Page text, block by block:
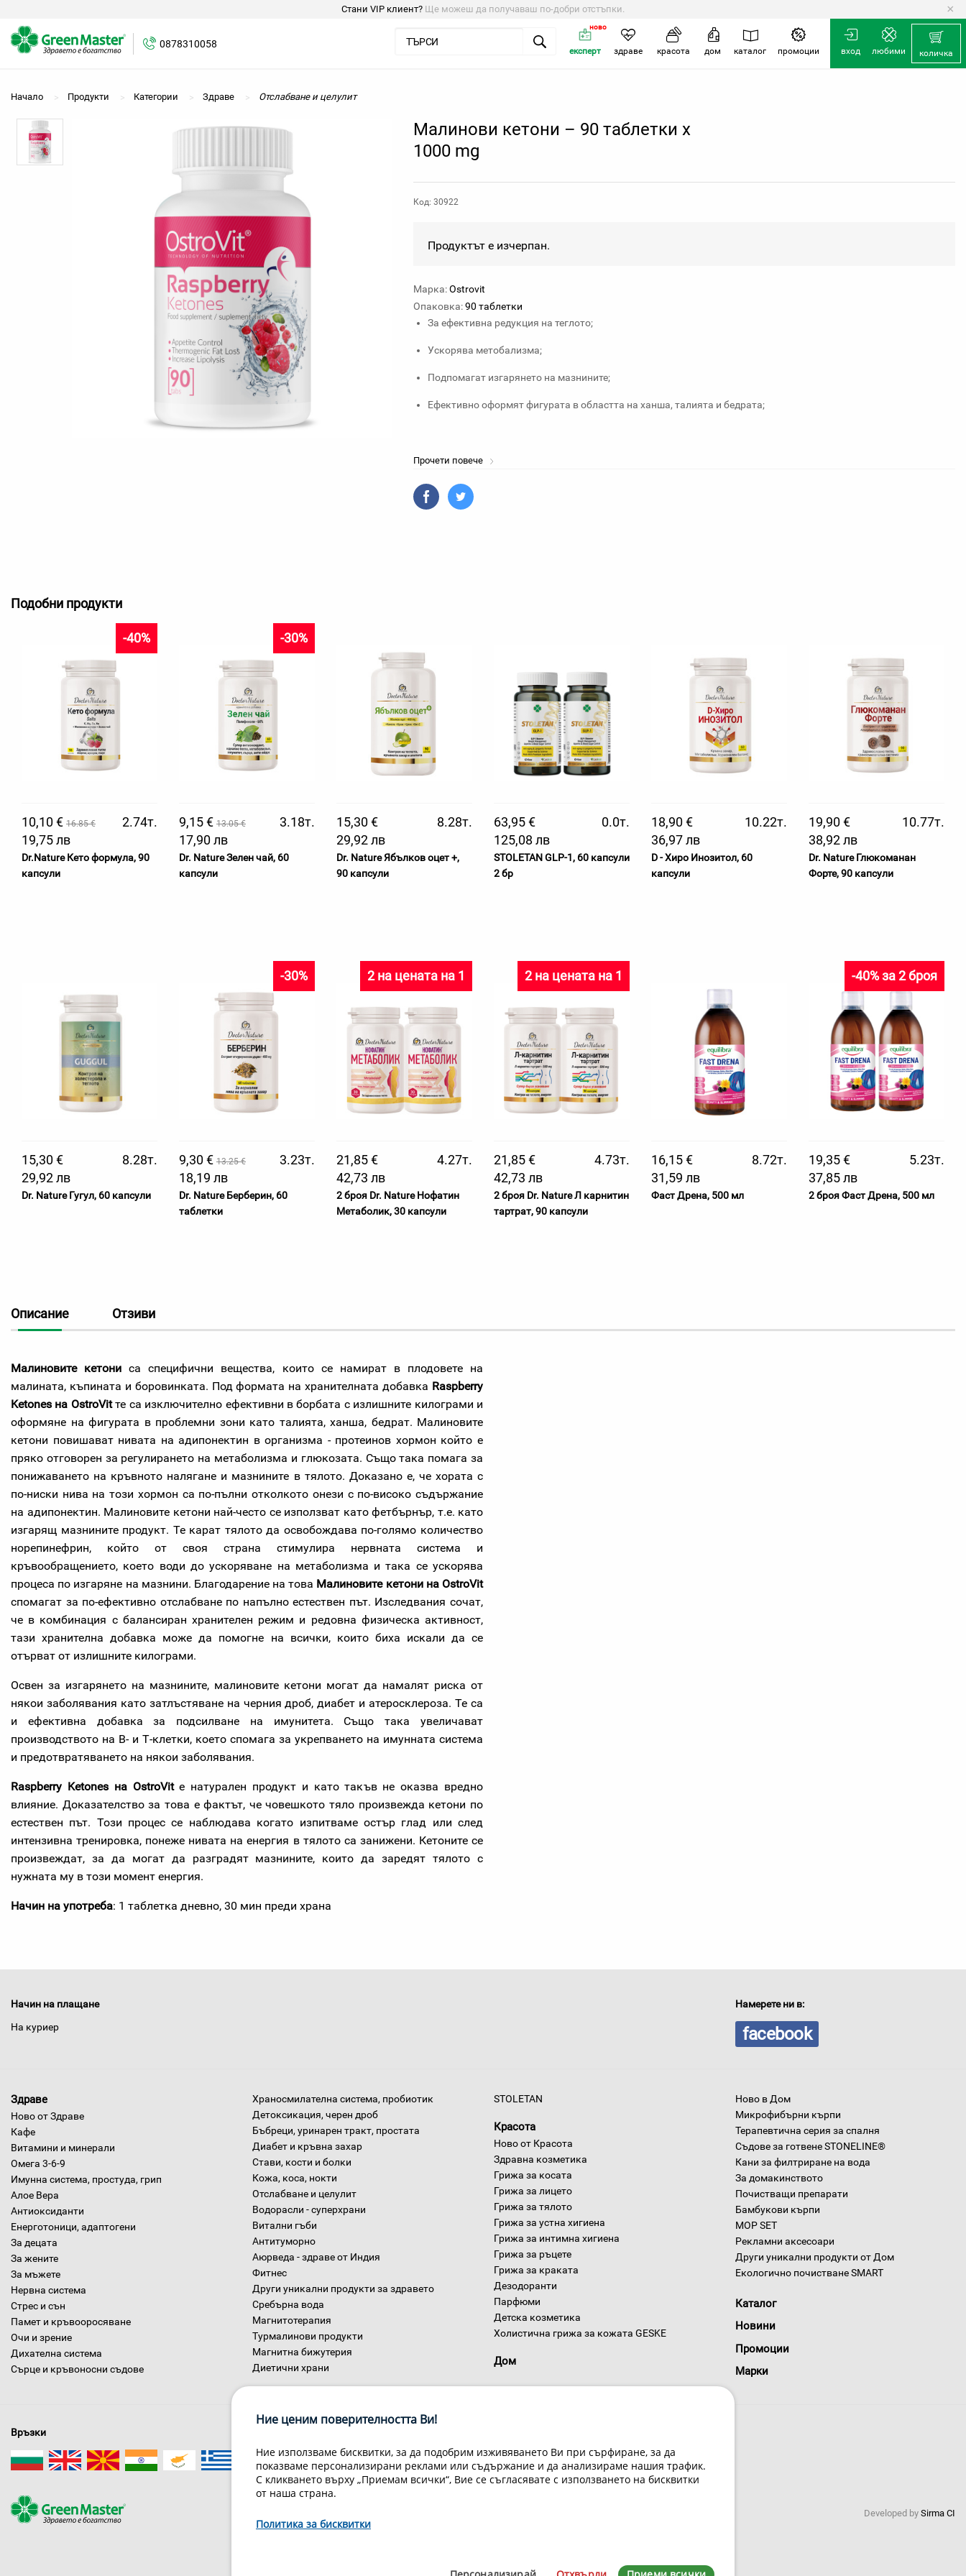
Стани VIP клиент? Ще можеш да получаваш по-добри отстъпки. ×
0878310058
вход любими количка
експерт
ново
здраве красота дом каталог промоции
Начало Продукти Категории Здраве Отслабване и целулит
Малинови кетони – 90 таблетки х
1000 mg
Код: 30922
Продуктът е изчерпан.
Марка:Ostrovit
Опаковка:90 таблетки
За ефективна редукция на теглото;
Ускорява метобализма;
Подпомагат изгарянето на мазнините;
Ефективно оформят фигурата в областта на ханша, талията и бедрата;
Прочети повече
Подобни продукти
10,10 € 16.85 €
-40%
2.74т.
19,75 лв
Dr.Nature Кето формула, 90
капсули
9,15 € 13.05 €
-30%
3.18т.
17,90 лв
Dr. Nature Зелен чай, 60
капсули
15,30 €
8.28т.
29,92 лв
Dr. Nature Ябълков оцет +,
90 капсули
63,95 €
0.0т.
125,08 лв
STOLETAN GLP-1, 60 капсули
2 бр
18,90 €
10.22т.
36,97 лв
D - Хиро Инозитол, 60
капсули
19,90 €
10.77т.
38,92 лв
Dr. Nature Глюкоманан
Форте, 90 капсули
15,30 €
8.28т.
29,92 лв
Dr. Nature Гугул, 60 капсули
9,30 € 13.25 €
-30%
3.23т.
18,19 лв
Dr. Nature Берберин, 60
таблетки
2 на цената на 1
21,85 €
4.27т.
42,73 лв
2 броя Dr. Nature Нофатин
Метаболик, 30 капсули
2 на цената на 1
21,85 €
4.73т.
42,73 лв
2 броя Dr. Nature Л карнитин
тартрат, 90 капсули
16,15 €
8.72т.
31,59 лв
Фаст Дрена, 500 мл
-40% за 2 броя
19,35 €
5.23т.
37,85 лв
2 броя Фаст Дрена, 500 мл
Описание Отзиви
Малиновите кетони са специфични вещества, които се намират в плодовете на
малината, къпината и боровинката. Под формата на хранителната добавка Raspberry
Ketones на OstroVitте са изключително ефективни в борбата с излишните килограми и
оформяне на фигурата в проблемни зони като талията, ханша, бедрат. Малиновите
кетони повишават нивата на адипонектин в организма - протеинов хормон който е
пряко отговорен за регулирането на метаболизма и глюкозата. Също така помага за
понижаването на кръвното налягане и мазнините в тялото. Доказано е, че хората с
по-ниски нива на този хормон са по-пълни отколкото онези с по-високо съдържание
на адипонектин. Малиновите кетони най-често се използват като фетбърнър, т.е. като
изгарящ мазнините продукт. Те карат тялото да освобождава по-голямо количество
норепинефрин, който от своя страна стимулира нервната система и
кръвообращението, което води до ускоряване на метаболизма и така се ускорява
процеса по изгаряне на мазнини. Благодарение на това Малиновите кетони на OstroVit
спомагат за по-ефективно отслабване по напълно естествен път. Изследвания сочат,
че в комбинация с балансиран хранителен режим и редовна физическа активност,
тази хранителна добавка може да помогне на всички, които биха искали да се
отърват от излишните килограми.
Освен за изгарянето на мазнините, малиновите кетони могат да намалят риска от
някои заболявания като затлъстяване на черния дроб, диабет и атеросклероза. Те са
и ефективна добавка за подсилване на имунитета. Също така увеличават
производството на В- и Т-клетки, което спомага за укрепването на имунната система
и предотвратяването на някои заболявания.
Raspberry Ketones на OstroVitе натурален продукт и като такъв не оказва вредно
влияние. Доказателство за това е фактът, че човешкото тяло произвежда кетони по
естествен път. Този процес се наблюдава когато изпитваме остър глад или след
интензивна тренировка, понеже нивата на енергия в тялото са занижени. Кетоните се
произвеждат, за да могат да разградят мазнините, които да заредят тялото с
нужната му в този момент енергия.
Начин на употреба: 1 таблетка дневно, 30 мин преди храна
Начин на плащане
На куриер
Намерете ни в:
facebook
Здраве
Ново от Здраве
Кафе
Витамини и минерали
Омега 3-6-9
Имунна система, простуда, грип
Алое Вера
Антиоксиданти
Енерготоници, адаптогени
За децата
За жените
За мъжете
Нервна система
Стрес и сън
Памет и кръвооросяване
Очи и зрение
Дихателна система
Сърце и кръвоносни съдове
Храносмилателна система, пробиотик
Детоксикация, черен дроб
Бъбреци, уринарен тракт, простата
Диабет и кръвна захар
Стави, кости и болки
Кожа, коса, нокти
Отслабване и целулит
Водорасли - суперхрани
Витални гъби
Антитуморно
Аюрведа - здраве от Индия
Фитнес
Други уникални продукти за здравето
Сребърна вода
Магнитотерапия
Турмалинови продукти
Магнитна бижутерия
Диетични храни
STOLETAN
Красота
Ново от Красота
Здравна козметика
Грижа за косата
Грижа за лицето
Грижа за тялото
Грижа за устна хигиена
Грижа за интимна хигиена
Грижа за ръцете
Грижа за краката
Дезодоранти
Парфюми
Детска козметика
Холистична грижа за кожата GESKE
Дом
Ново в Дом
Микрофибърни кърпи
Терапевтична серия за спалня
Съдове за готвене STONELINE®
Кани за филтриране на вода
За домакинството
Почистващи препарати
Бамбукови кърпи
MOP SET
Рекламни аксесоари
Други уникални продукти от Дом
Екологично почистване SMART
Каталог
Новини
Промоции
Марки
Връзки
Декларация за личните данни
Developed by Sirma CI
Ние ценим поверителността Ви!
Ние използваме бисквитки, за да подобрим изживяването Ви при сърфиране, за да
показваме персонализирани реклами или съдържание и да анализираме нашия трафик.
С кликването върху „Приемам всички“, Вие се съгласявате с използването на бисквитки
от наша страна.
Политика за бисквитки